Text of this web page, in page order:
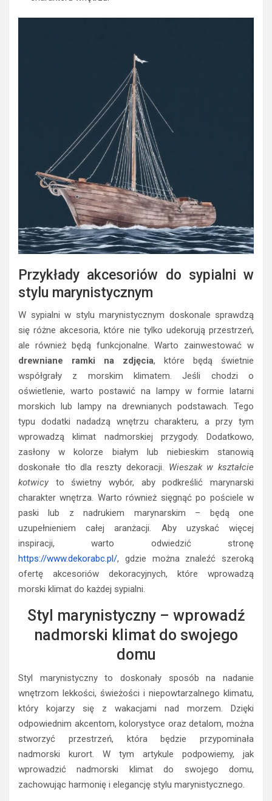
Przykłady akcesoriów do sypialni w
stylu marynistycznym
W sypialni w stylu marynistycznym doskonale sprawdzą
się różne akcesoria, które nie tylko udekorują przestrzeń,
ale również będą funkcjonalne. Warto zainwestować w
drewniane ramki na zdjęcia, które będą świetnie
współgrały z morskim klimatem. Jeśli chodzi o
oświetlenie, warto postawić na lampy w formie latarni
morskich lub lampy na drewnianych podstawach. Tego
typu dodatki nadadzą wnętrzu charakteru, a przy tym
wprowadzą klimat nadmorskiej przygody. Dodatkowo,
zasłony w kolorze białym lub niebieskim stanowią
doskonałe tło dla reszty dekoracji. Wieszak w kształcie
kotwicy to świetny wybór, aby podkreślić marynarski
charakter wnętrza. Warto również sięgnąć po pościele w
paski lub z nadrukiem marynarskim – będą one
uzupełnieniem całej aranżacji. Aby uzyskać więcej
inspiracji, warto odwiedzić stronę
https://www.dekorabc.pl/, gdzie można znaleźć szeroką
ofertę akcesoriów dekoracyjnych, które wprowadzą
morski klimat do każdej sypialni.
Styl marynistyczny – wprowadź
nadmorski klimat do swojego
domu
Styl marynistyczny to doskonały sposób na nadanie
wnętrzom lekkości, świeżości i niepowtarzalnego klimatu,
który kojarzy się z wakacjami nad morzem. Dzięki
odpowiednim akcentom, kolorystyce oraz detalom, można
stworzyć przestrzeń, która będzie przypominała
nadmorski kurort. W tym artykule podpowiemy, jak
wprowadzić nadmorski klimat do swojego domu,
zachowując harmonię i elegancję stylu marynistycznego.